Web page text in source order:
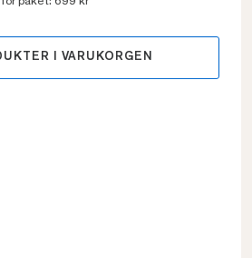
för paket: 699 kr
I VARUKORGEN